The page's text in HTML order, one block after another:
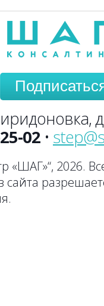
02 •
«ШАГ»“, 2026.